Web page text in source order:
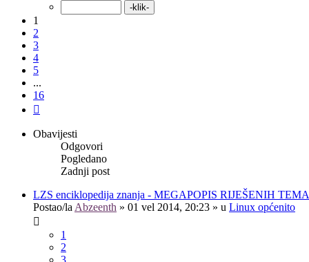
1
2
3
4
5
...
16
Obavijesti
Odgovori
Pogledano
Zadnji post
LZS enciklopedija znanja - MEGAPOPIS RIJEŠENIH TEMA
Postao/la Abzeenth » 01 vel 2014, 20:23 » u Linux općenito
1
2
3